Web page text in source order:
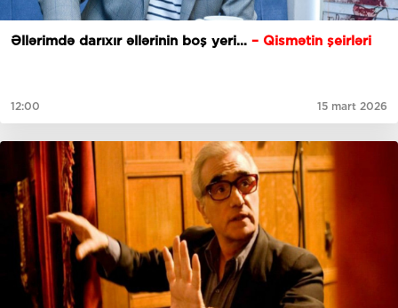
Əllərimdə darıxır əllərinin boş yeri… – Qismətin şeirləri
12:00 15 mart 2026